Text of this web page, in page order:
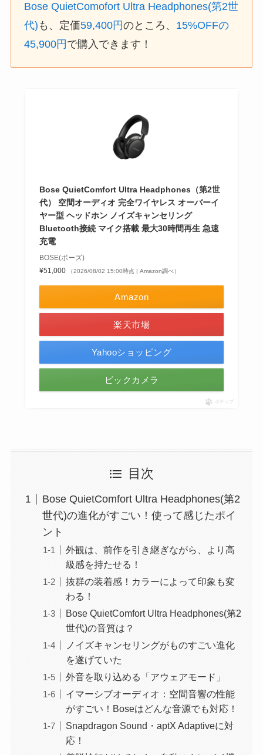
Bose QuietComofort Ultra Headphones(第2世
代) も、定価59,400円のところ、 15%OFFの
45,900円 で購入できます！
Bose QuietComfort Ultra Headphones（第2世
代） 空間オーディオ 完全ワイヤレス オーバーイ
ヤー型 ヘッドホン ノイズキャンセリング
Bluetooth接続 マイク搭載 最大30時間再生 急速
充電
BOSE(ボーズ)
¥51,000
（2026/08/02 15:00時点 | Amazon調べ）
Amazon
楽天市場
Yahooショッピング
ビックカメラ
ポチップ
目次
Bose QuietComfort Ultra Headphones(第2
世代)の進化がすごい！使って感じたポイ
ント
外観は、前作を引き継ぎながら、より高
級感を持たせる！
抜群の装着感！カラーによって印象も変
わる！
Bose QuietComfort Ultra Headphones(第2
世代)の音質は？
ノイズキャンセリングがものすごい進化
を遂げていた
外音を取り込める「アウェアモード」
イマーシブオーディオ：空間音響の性能
がすごい！Boseはどんな音源でも対応！
Snapdragon Sound・aptX Adaptiveに対
応！